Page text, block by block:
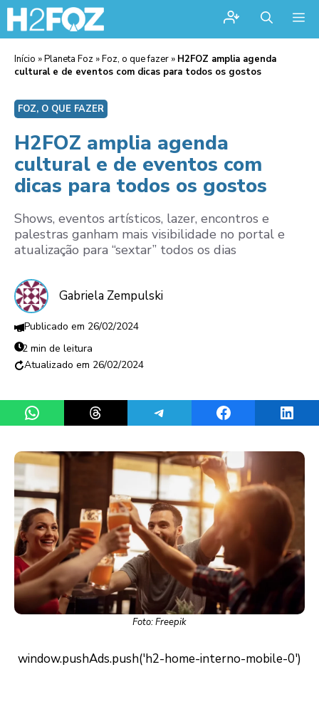
Início »Planeta Foz »Foz, o que fazer » H2FOZ amplia agenda
cultural e de eventos com dicas para todos os gostos
FOZ, O QUE FAZER
H2FOZ amplia agenda
cultural e de eventos com
dicas para todos os gostos
Shows, eventos artísticos, lazer, encontros e
palestras ganham mais visibilidade no portal e
atualização para “sextar” todos os dias
Gabriela Zempulski
26/02/2024
2 min de leitura
26/02/2024
Share on WhatsAppShare on ThreadsShare on TelegramShare on Facebook
Foto: Freepik